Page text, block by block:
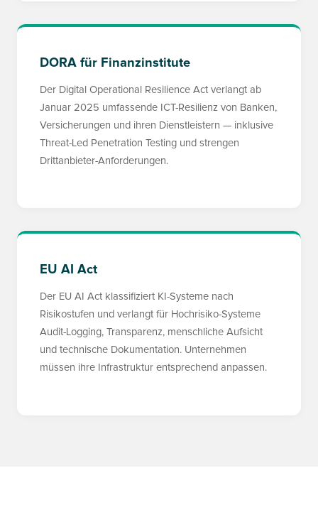
DORA für Finanzinstitute
Der Digital Operational Resilience Act verlangt ab
Januar 2025 umfassende ICT-Resilienz von Banken,
Versicherungen und ihren Dienstleistern — inklusive
Threat-Led Penetration Testing und strengen
Drittanbieter-Anforderungen.
EU AI Act
Der EU AI Act klassifiziert KI-Systeme nach
Risikostufen und verlangt für Hochrisiko-Systeme
Audit-Logging, Transparenz, menschliche Aufsicht
und technische Dokumentation. Unternehmen
müssen ihre Infrastruktur entsprechend anpassen.